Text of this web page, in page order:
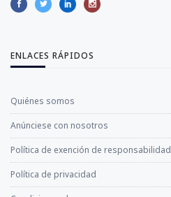
ENLACES RÁPIDOS
Quiénes somos
Anúnciese con nosotros
Política de exención de responsabilidad
Política de privacidad